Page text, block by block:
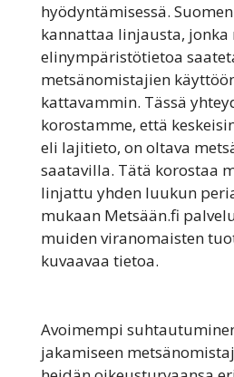
hyödyntämisessä.
kannattaa linjausta, jonka
elinympäristötietoa
metsänomistajien
kattavammin. Tässä
korostamme, että
eli lajitieto, on oltava
saatavilla. Tätä korostaa
linjattu yhden luukun
mukaan Metsään.fi
muiden viranomaisten
kuvaavaa tietoa.
Avoimempi
jakamiseen